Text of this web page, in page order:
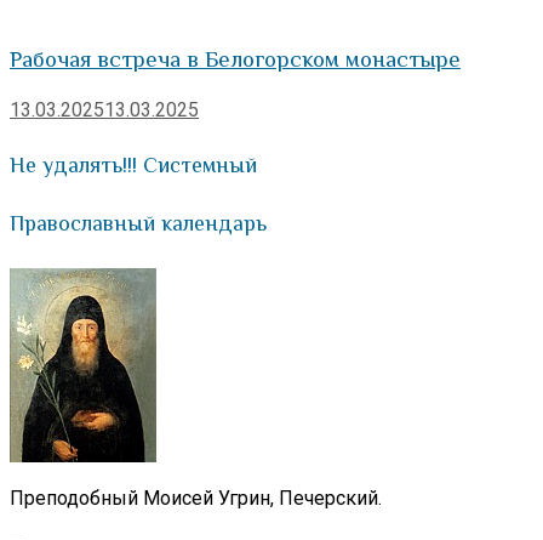
Рабочая встреча в Белогорском монастыре
13.03.202513.03.2025
Не удалять!!! Системный
Православный календарь
Преподобный Моисей Угрин, Печерский.